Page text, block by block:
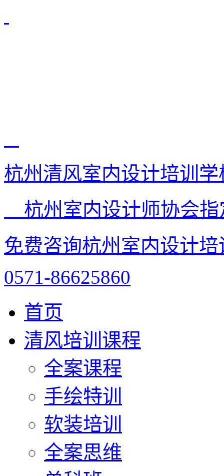
杭州清风室内设计培训学
杭州室内设计师协会
免费咨询杭州室内设计
0571-86625860
首页
清风培训课程
全案课程
手绘特训
软装培训
全案思维